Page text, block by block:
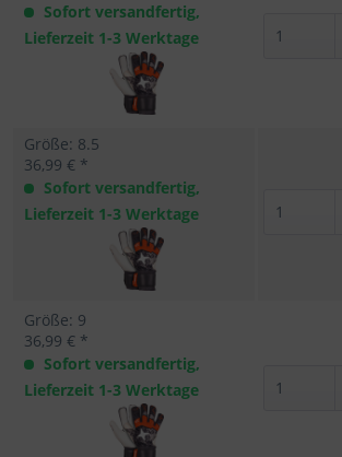
Sofort versandfertig,
Lieferzeit 1-3 Werktage
Größe: 8.5
36,99 € *
Sofort versandfertig,
Lieferzeit 1-3 Werktage
Größe: 9
36,99 € *
Sofort versandfertig,
Lieferzeit 1-3 Werktage